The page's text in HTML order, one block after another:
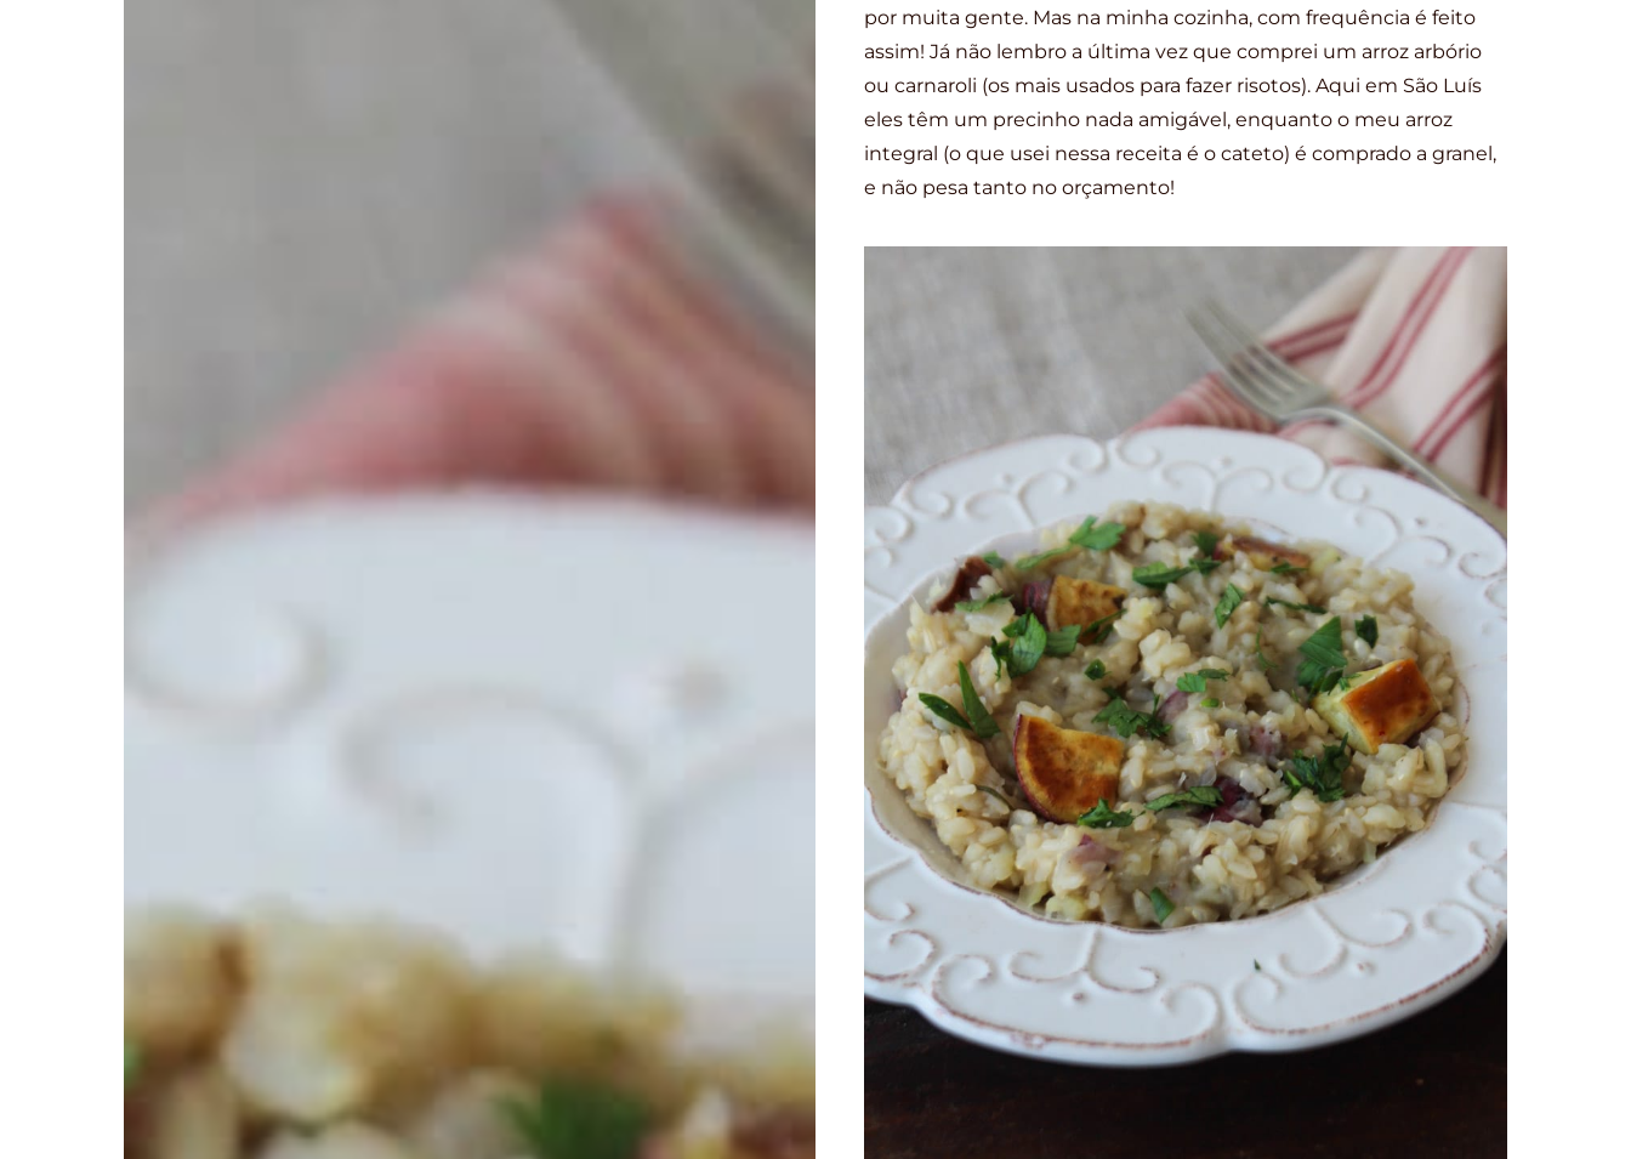
por muita gente. Mas na minha cozinha, com frequência é feito
assim! Já não lembro a última vez que comprei um arroz arbório
ou carnaroli (os mais usados para fazer risotos). Aqui em São Luís
eles têm um precinho nada amigável, enquanto o meu arroz
integral (o que usei nessa receita é o cateto) é comprado a granel,
e não pesa tanto no orçamento!